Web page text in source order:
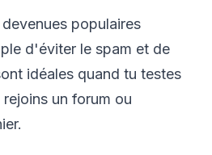
populaires
d'éviter le spam et de
idéales quand tu testes
un forum ou